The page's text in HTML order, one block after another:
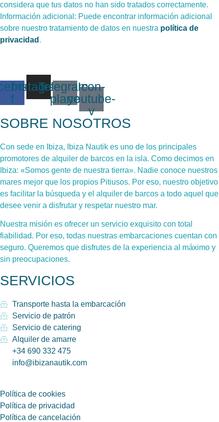
considera que tus datos no han sido tratados correctamente.
Información adicional: Puede encontrar información adicional
sobre nuestro tratamiento de datos en nuestra política de
privacidad .
f
InstagramTelegram-
plane
Icon-
youtube-
v
SOBRE NOSOTROS
Con sede en Ibiza, Ibiza Nautik es uno de los principales
promotores de alquiler de barcos en la isla. Como decimos en
Ibiza: «Somos gente de nuestra tierra». Nadie conoce nuestros
mares mejor que los propios Pitiusos. Por eso, nuestro objetivo
es facilitar la búsqueda y el alquiler de barcos a todo aquel que
desee venir a disfrutar y respetar nuestro mar.
Nuestra misión es ofrecer un servicio exquisito con total
fiabilidad. Por eso, todas nuestras embarcaciones cuentan con
seguro. Queremos que disfrutes de la experiencia al máximo y
sin preocupaciones.
SERVICIOS
Transporte hasta la embarcación
Servicio de patrón
Servicio de catering
Alquiler de amarre
+34 690 332 475
info@ibizanautik.com
Política de cookies
Política de privacidad
Política de cancelación